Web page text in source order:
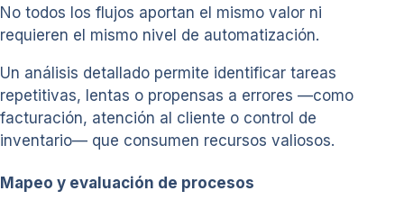
No todos los flujos aportan el mismo valor ni
requieren el mismo nivel de automatización.
Un análisis detallado permite identificar tareas
repetitivas, lentas o propensas a errores —como
facturación, atención al cliente o control de
inventario— que consumen recursos valiosos.
Mapeo y evaluación de procesos